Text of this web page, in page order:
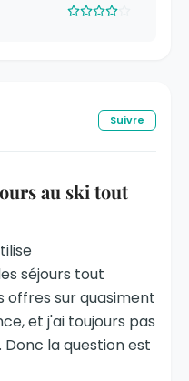
Suivre
au ski tout
séjours tout
offres sur quasiment
et j'ai toujours pas
la question est